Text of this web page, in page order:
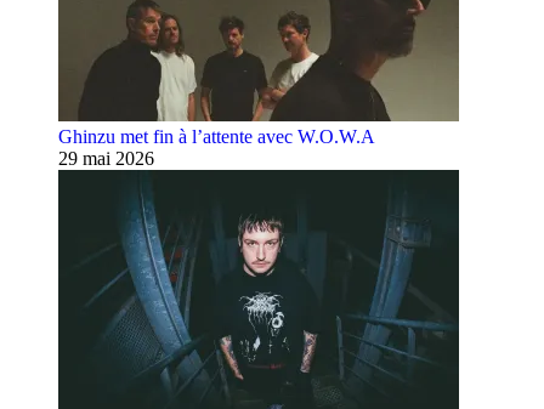
Ghinzu met fin à l’attente avec W.O.W.A
29 mai 2026